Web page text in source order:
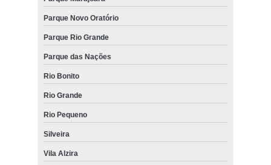
Parque Novo Oratório
Parque Rio Grande
Parque das Nações
Rio Bonito
Rio Grande
Rio Pequeno
Silveira
Vila Alzira